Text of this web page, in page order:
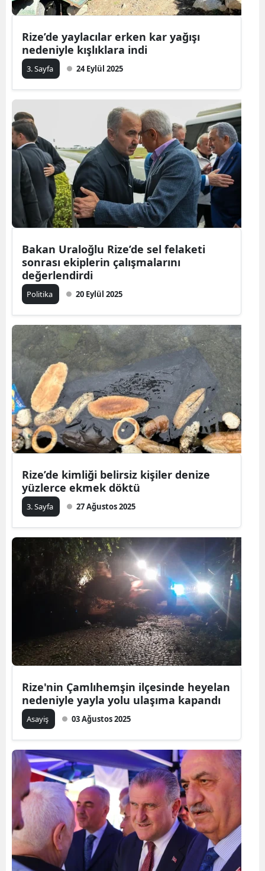
Rize’de yaylacılar erken kar yağışı
nedeniyle kışlıklara indi
3. Sayfa 24 Eylül 2025
Bakan Uraloğlu Rize’de sel felaketi
sonrası ekiplerin çalışmalarını
değerlendirdi
Politika 20 Eylül 2025
Rize’de kimliği belirsiz kişiler denize
yüzlerce ekmek döktü
3. Sayfa 27 Ağustos 2025
Rize'nin Çamlıhemşin ilçesinde heyelan
nedeniyle yayla yolu ulaşıma kapandı
Asayiş 03 Ağustos 2025